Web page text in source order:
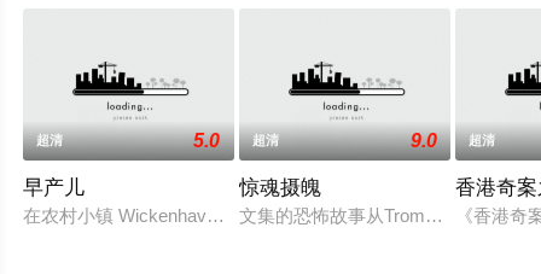
超清 5.0
早产儿
在农村小镇 Wickenhaven，精神病晒黑沙龙老板负责失踪的许
超清 9.0
惊魂摄魄
文集的恐怖故事从Troma娱乐
超清
香港奇
《香港